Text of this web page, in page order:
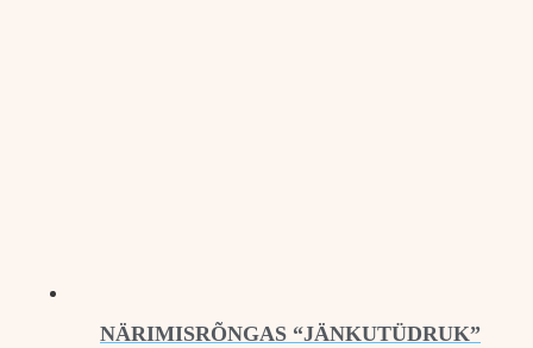
NÄRIMISRÕNGAS “JÄNKUTÜDRUK”